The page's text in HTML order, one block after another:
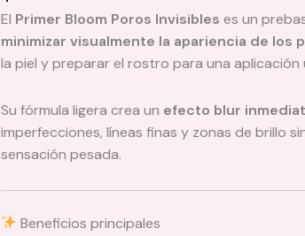
El Primer Bloom Poros Invisibles es un
minimizar visualmente la apariencia de los
la piel y preparar el rostro para una aplicación
Su fórmula ligera crea un efecto blur
imperfecciones, líneas finas y zonas de brillo
sensación pesada.
Beneficios principales